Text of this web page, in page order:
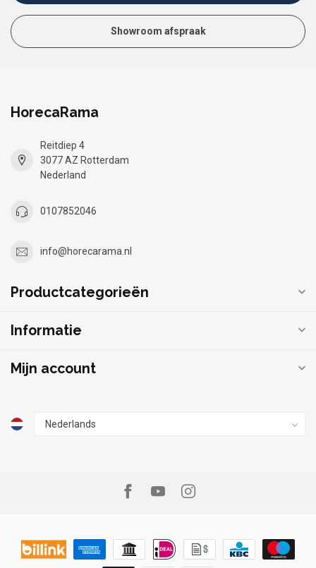
Showroom afspraak
HorecaRama
Reitdiep 4
3077 AZ Rotterdam
Nederland
0107852046
info@horecarama.nl
Productcategorieën
Informatie
Mijn account